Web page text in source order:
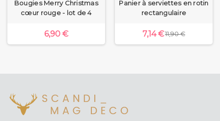
Bougies Merry Christmas
cœur rouge - lot de 4
6,90 €
Panier à serviettes en rotin
rectangulaire
7,14 €11,90 €